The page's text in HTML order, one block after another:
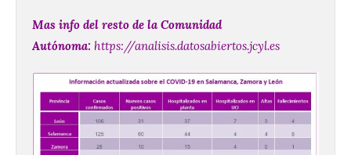
Mas info del resto de la Comunidad
Autónoma: https://analisis.datosabiertos.jcyl.es